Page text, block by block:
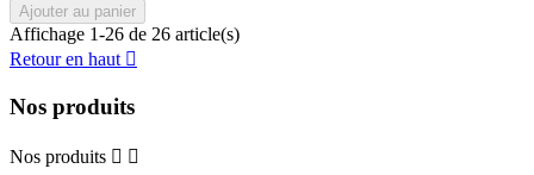
Ajouter au panier
Affichage 1-26 de 26 article(s)
Retour en haut 
Nos produits
Nos produits  